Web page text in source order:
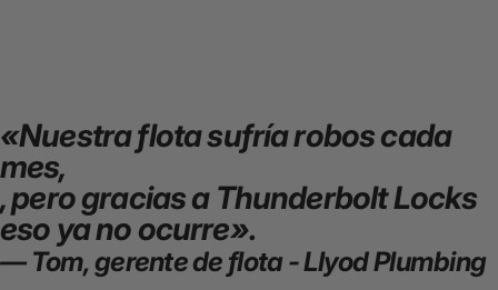
«Nuestra flota sufría robos cada
mes,
, pero gracias a Thunderbolt Locks
eso ya no ocurre».
— Tom, gerente de flota - Llyod Plumbing